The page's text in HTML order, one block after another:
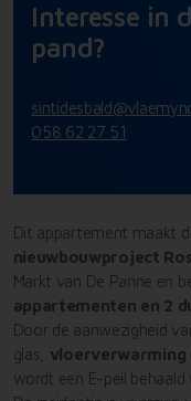
Interesse in
pand?
058 62 27 51
Dit appartement maakt
nieuwbouwproject
Markt van De Panne en
appartementen en 2
Door de aanwezigheid
glas, vloerverwarming
wordt een E-peil behaald